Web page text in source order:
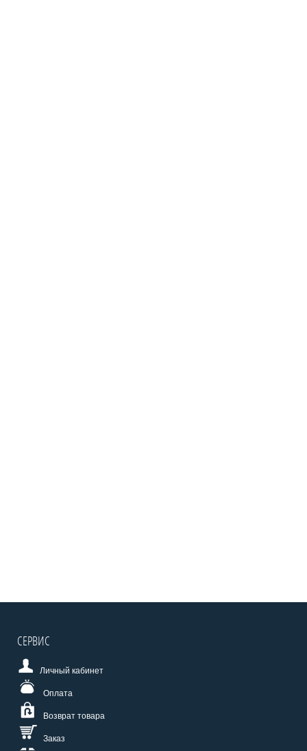
СЕРВИС
Личный кабинет
Оплата
Возврат товара
Заказ